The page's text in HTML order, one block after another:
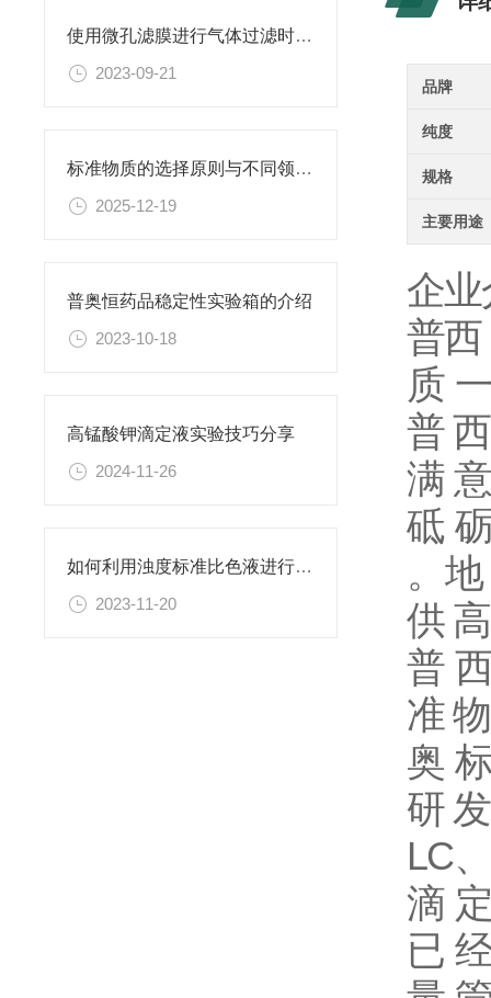
使用微孔滤膜进行气体过滤时，有哪些注意事项和常见问题需要关注？
2023-09-21
标准物质的选择原则与不同领域应用匹配性分析
2025-12-19
普奥恒药品稳定性实验箱的介绍
2023-10-18
高锰酸钾滴定液实验技巧分享
2024-11-26
如何利用浊度标准比色液进行水体生态系统的研究？
2023-11-20
品牌
纯度
规格
主要用途
企业
普西
质
普西
满
砥
。
供
普
准物
奥
研 发
LC
滴
已